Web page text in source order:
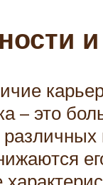
– это